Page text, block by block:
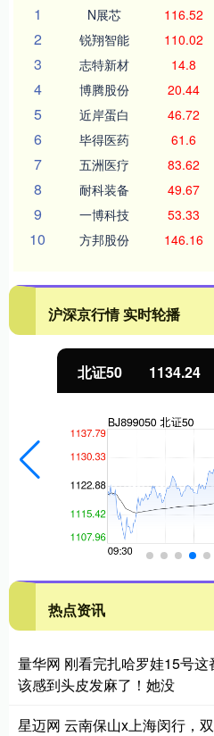
1
N展芯 116.52
2 锐翔智能 110.02
3 志特新材 14.8
4 博腾股份 20.44
5 近岸蛋白 46.72
6 毕得医药 61.6
7 五洲医疗 83.62
8 耐科装备 49.67
9 一博科技 53.33
10 方邦股份 146.16
沪深京行情 实时轮播
北证50 1134.24
热点资讯
量华网 刚看完扎哈罗娃15号
该感到头皮发麻了！她没
星迈网 云南保山x上海闵行，